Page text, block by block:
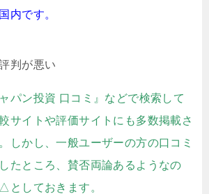
内です。
判が悪い
パン投資 口コミ』などで検索して
サイトや評価サイトにも多数掲載さ
しかし、一般ユーザーの方の口コミ
たところ、賛否両論あるようなの
としておきます。